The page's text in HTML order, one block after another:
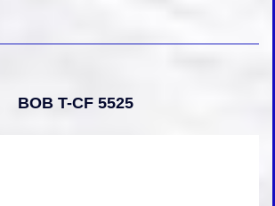
BOB T-CF 5525